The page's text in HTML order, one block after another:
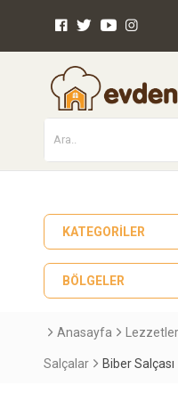
KATEGORILER
BÖLGELER
Anasayfa Lezzetler
Salçalar Biber Salçası